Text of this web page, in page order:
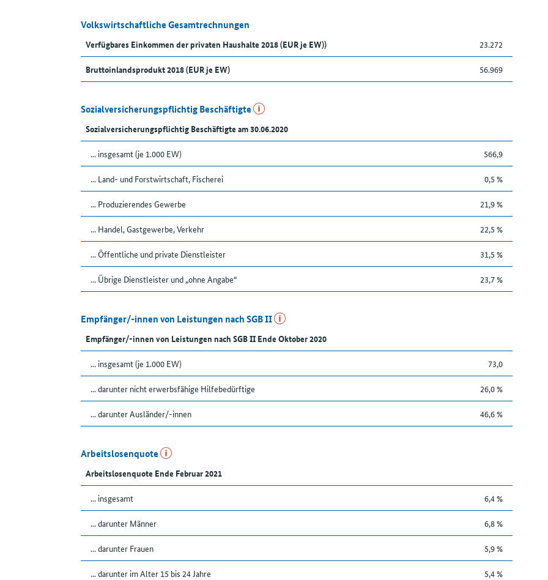
Volkswirtschaftliche Gesamtrechnungen
Verfügbares Einkommen der privaten Haushalte 2018 (EUR je EW)) 23.272
Bruttoinlandsprodukt 2018 (EUR je EW) 56.969
Sozialversicherungspflichtig Beschäftigte
Sozialversicherungspflichtig Beschäftigte am 30.06.2020
... insgesamt (je 1.000 EW) 566,9
... Land- und Forstwirtschaft, Fischerei 0,5 %
... Produzierendes Gewerbe 21,9 %
... Handel, Gastgewerbe, Verkehr 22,5 %
... Öffentliche und private Dienstleister 31,5 %
... Übrige Dienstleister und „ohne Angabe“ 23,7 %
Empfänger/-innen von Leistungen nach SGB II
Empfänger/-innen von Leistungen nach SGB II Ende Oktober 2020
... insgesamt (je 1.000 EW) 73,0
... darunter nicht erwerbsfähige Hilfebedürftige 26,0 %
... darunter Ausländer/-innen 46,6 %
Arbeitslosenquote
Arbeitslosenquote Ende Februar 2021
... insgesamt 6,4 %
... darunter Männer 6,8 %
... darunter Frauen 5,9 %
... darunter im Alter 15 bis 24 Jahre 5,4 %